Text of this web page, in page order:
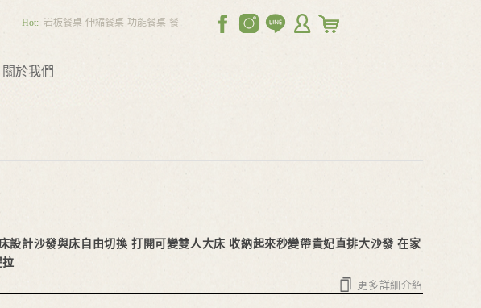
關於我們
Hot: 岩板餐桌 伸縮餐桌 功能餐桌 餐
設計沙發與床自由切換 打開可變雙人大床 收納起來秒變帶貴妃直排大沙發 在家
拉
更多詳細介紹